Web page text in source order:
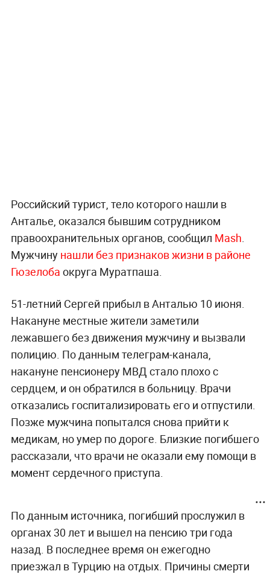
Российский турист, тело которого нашли в
Анталье, оказался бывшим сотрудником
правоохранительных органов, сообщил Mash.
Мужчину нашли без признаков жизни в районе
Гюзелоба округа Муратпаша.
51-летний Сергей прибыл в Анталью 10 июня.
Накануне местные жители заметили
лежавшего без движения мужчину и вызвали
полицию. По данным телеграм-канала,
накануне пенсионеру МВД стало плохо с
сердцем, и он обратился в больницу. Врачи
отказались госпитализировать его и отпустили.
Позже мужчина попытался снова прийти к
медикам, но умер по дороге. Близкие погибшего
рассказали, что врачи не оказали ему помощи в
момент сердечного приступа.
По данным источника, погибший прослужил в
органах 30 лет и вышел на пенсию три года
назад. В последнее время он ежегодно
приезжал в Турцию на отдых. Причины смерти